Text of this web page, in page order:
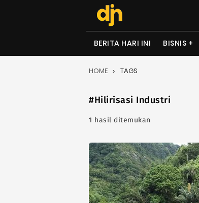
BERITA HARI INI BISNIS
HOME TAGS
#Hilirisasi Industri
1 hasil ditemukan